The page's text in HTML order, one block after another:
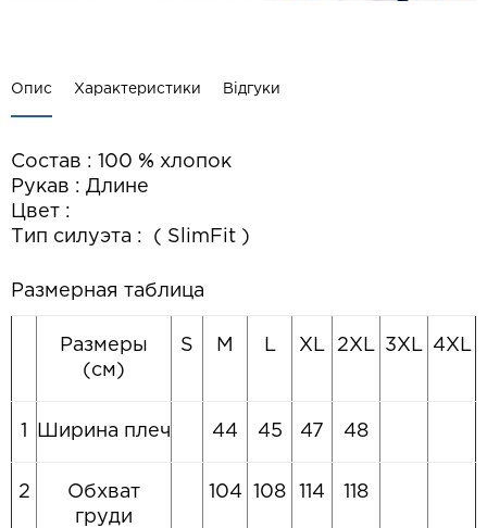
Опис Характеристики Відгуки
Состав : 100 % хлопок
Рукав : Длине
Цвет :
Тип силуэта : ( SlimFit )
Размерная таблица
Размеры
(см)
S M L XL 2XL 3XL 4XL
Ширина плеч 44 45 47 48
2
Обхват
груди
104 108 114 118